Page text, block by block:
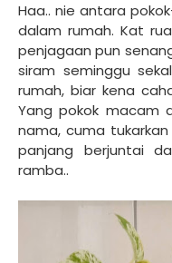
Haa.. nie antara
dalam rumah. Kat
penjagaan pun
siram seminggu
rumah, biar kena
Yang pokok macam
nama, cuma
panjang berjuntai
ramba..